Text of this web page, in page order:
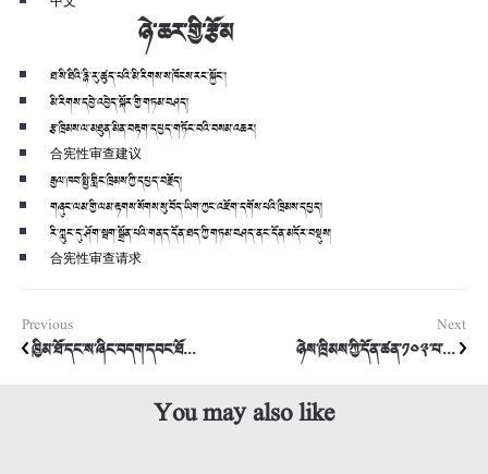
ཉེ་ཆར་གྱི་རྩོམ
ཐ་སི་ཐིའི་རྙི་རུ་ཚུད་པའི་མི་རིགས་ས་ཁོངས་རང་སྐྱོང་།
མི་རིགས་དབྱེ་འབྱེད་སྐོར་གྱི་གཏམ་བཤད།
རྩ་ཁྲིམས་ལ་མཐུན་མིན་བརྟག་དཔྱད་གཏོང་བའི་བསམ་འཆར།
合宪性审查建议
རྒྱལ་ཁབ་སྤྱི་གླིང་ཁྲིམས་ཀྱི་དཔྱད་བརྗོད།
གཞུང་ལམ་གྱི་ལམ་རྟགས་སོགས་སུ་བོད་ཡིག་ཀྱང་འཇོག་དགོས་པའི་ཁྲིམས་དཔྱད།
རི་ཀླུང་དུ་ཤོག་སྦག་སྒྲོན་པའི་གནད་དོན་ཐད་ཀྱི་གཏམ་བཤད་ནང་དོན་མདོར་བསྡུས།
合宪性审查请求
Previous
ཁྱིམ་ཐོ་དང་ས་ཞིང་བདག་དབང་ཐོ...
Next
ཉེས་ཁྲིམས་ཀྱི་དོན་ཚན་༡༠༣་པ་...
You may also like